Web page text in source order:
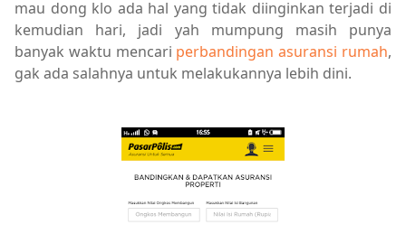
mau dong klo ada hal yang tidak diinginkan terjadi di
kemudian hari, jadi yah mumpung masih punya
banyak waktu mencari perbandingan asuransi rumah,
gak ada salahnya untuk melakukannya lebih dini.